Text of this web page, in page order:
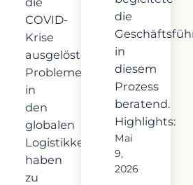
COVID-
Krise
ausgelöste
Probleme
in
den
globalen
Logistikketten
haben
zu
die
in
diesem
Prozess
beratend.
Highlights:
Mai
9,
2026